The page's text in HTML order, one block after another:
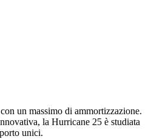
un massimo di ammortizzazione.
la Hurricane 25 è studiata
unici.